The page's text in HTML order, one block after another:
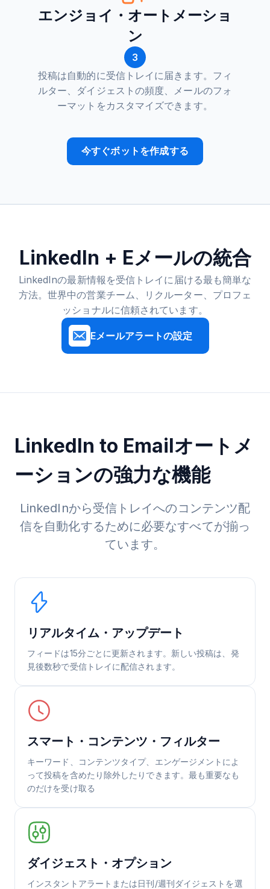
エンジョイ・オートメーショ
ン
3
投稿は自動的に受信トレイに届きます。フィ
ルター、ダイジェストの頻度、メールのフォ
ーマットをカスタマイズできます。
今すぐボットを作成する
LinkedIn + Eメールの統合
LinkedInの最新情報を受信トレイに届ける最も簡単な
方法。世界中の営業チーム、リクルーター、プロフェ
ッショナルに信頼されています。
Eメールアラートの設定
LinkedIn to Emailオートメ
ーションの強力な機能
LinkedInから受信トレイへのコンテンツ配
信を自動化するために必要なすべてが揃っ
ています。
リアルタイム・アップデート
フィードは15分ごとに更新されます。新しい投稿は、発
見後数秒で受信トレイに配信されます。
スマート・コンテンツ・フィルター
キーワード、コンテンツタイプ、エンゲージメントによ
って投稿を含めたり除外したりできます。最も重要なも
のだけを受け取る
ダイジェスト・オプション
インスタントアラートまたは日刊/週刊ダイジェストを選